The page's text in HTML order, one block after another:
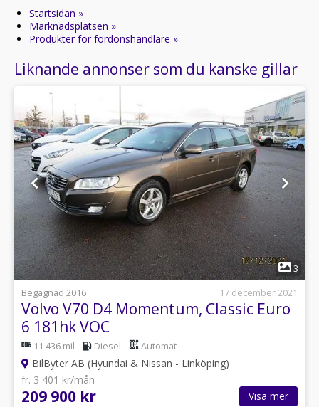
Startsidan »
Marknadsplatsen »
Produkter för fordonshandlare »
Liknande annonser som du kanske gillar
1
3
Begagnad 2016
17 december 2021
Volvo V70 D4 Momentum, Classic Euro
6 181hk VOC
11 436 mil Diesel Automat
BilByter AB (Hyundai & Nissan - Linköping)
fr. 3 401 kr/mån
209 900 kr Visa mer